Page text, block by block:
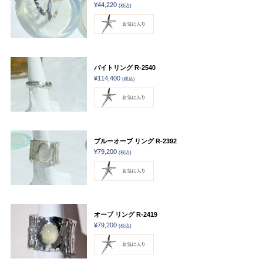
¥44,220 (税込)
バイトリング R-2540
¥114,400 (税込)
ブルーオーブ リング R-2392
¥79,200 (税込)
オーブ リング R-2419
¥79,200 (税込)